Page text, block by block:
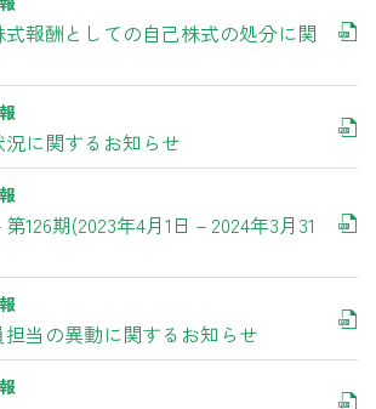
報酬としての自己株式の処分に関
に関するお知らせ
126期(2023年4月1日－2024年3月31
当の異動に関するお知らせ